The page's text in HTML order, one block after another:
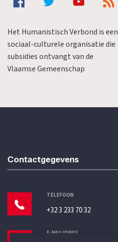
Het Humanistisch Verbond is een
sociaal-culturele organisatie die
subsidies ontvangt van de
Vlaamse Gemeenschap
Contactgegevens
TELEFOON
+32 3 233 70 32
E-MAILADRES